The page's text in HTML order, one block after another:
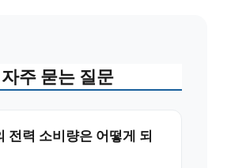
자주 묻는 질문
전력 소비량은 어떻게 되